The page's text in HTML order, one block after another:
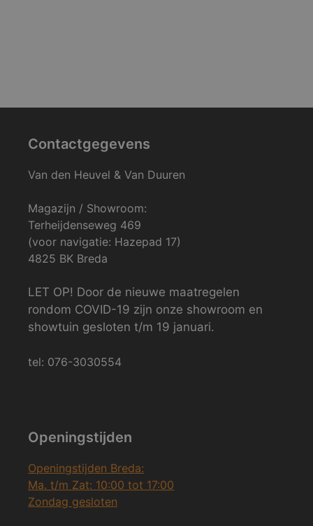
Contactgegevens
Van den Heuvel & Van Duuren
Magazijn / Showroom:
Terheijdenseweg 469
(voor navigatie: Hazepad 17)
4825 BK Breda
LET OP! Door de nieuwe maatregelen
rondom COVID-19 zijn onze showroom en
showtuin gesloten t/m 19 januari.
tel: 076-3030554
Openingstijden
Openingstijden Breda:
Ma. t/m Zat: 10:00 tot 17:00
Zondag gesloten